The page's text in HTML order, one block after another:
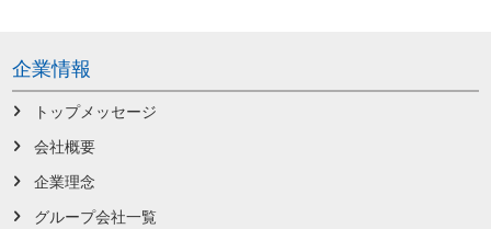
企業情報
トップメッセージ
会社概要
企業理念
グループ会社一覧